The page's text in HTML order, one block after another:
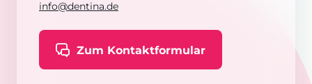
info@dentina.de
Zum Kontaktformular